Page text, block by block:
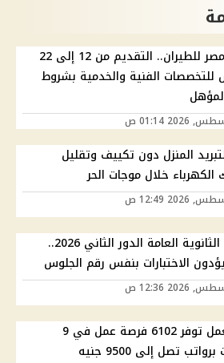
وظائف مصر للطيران.. التقديم من 12 إلى 22
الفنية والخدمية بشروط
المنزل دون تكييف وتقليل
الكهرباء خلال موجات الحر
امتحانات الثانوية العامة الدور الثاني 2026..
الاختبارات بنفس رقم الجلوس
وزارة العمل توفر 6102 فرصة عمل في 9
تصل إلى 9500 جنيه